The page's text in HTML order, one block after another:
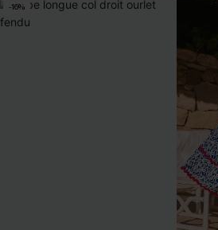
-16%